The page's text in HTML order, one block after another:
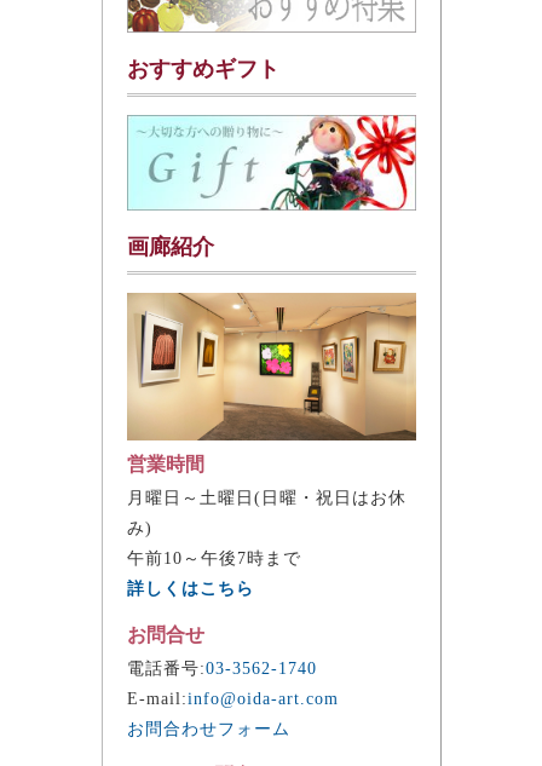
おすすめギフト
画廊紹介
営業時間
月曜日～土曜日(日曜・祝日はお休
み)
午前10～午後7時まで
詳しくはこちら
お問合せ
電話番号:03-3562-1740
E-mail:info@oida-art.com
お問合わせフォーム